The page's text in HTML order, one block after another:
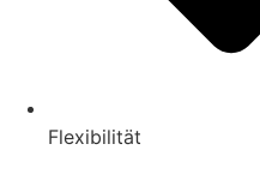
Flexibilität